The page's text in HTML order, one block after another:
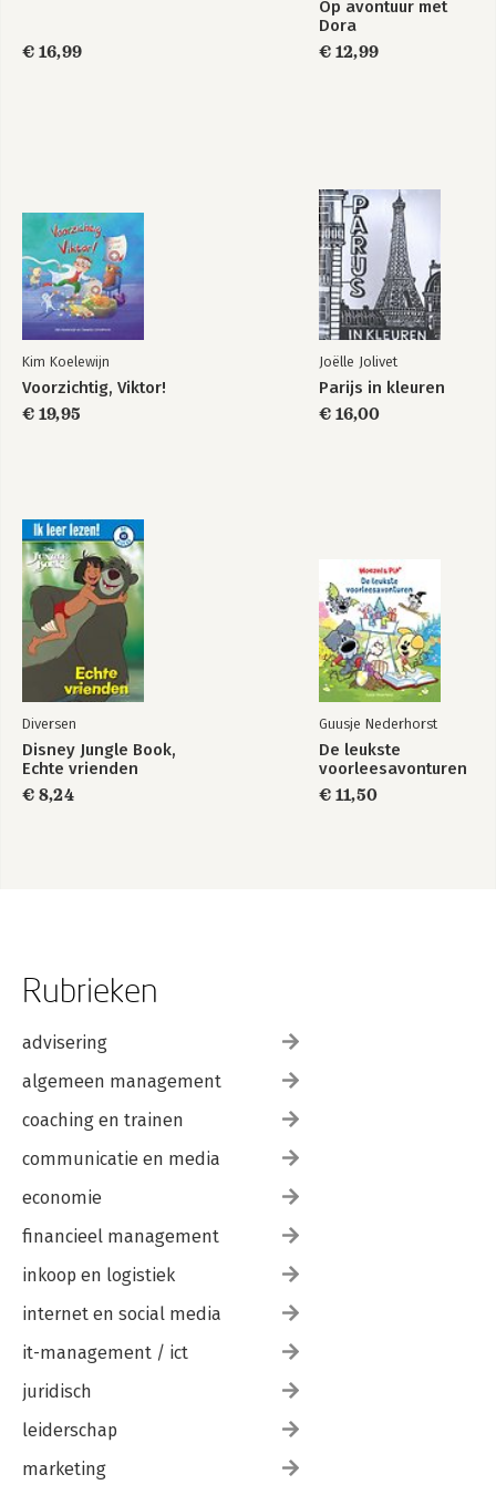
€ 16,99
Op avontuur met
Dora
€ 12,99
Kim Koelewijn
Voorzichtig, Viktor!
€ 19,95
Joëlle Jolivet
Parijs in kleuren
€ 16,00
Diversen
Disney Jungle Book,
Echte vrienden
€ 8,24
Guusje Nederhorst
De leukste
voorleesavonturen
€ 11,50
Rubrieken
advisering
algemeen management
coaching en trainen
communicatie en media
economie
financieel management
inkoop en logistiek
internet en social media
it-management / ict
juridisch
leiderschap
marketing